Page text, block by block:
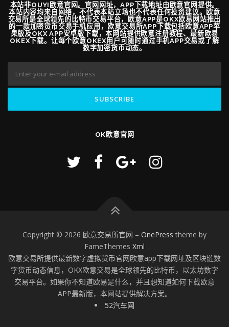
本站非OUYI欧意官网。官网网址，APP下载地址由欧意官网提供。
本站内容均来自网络，不代表本站立场也不代表任何投资建议。欧意
交易所是全球领先的比特币交易平台，欧意APP是OKX欧易网站推出
的一款加密货币交易手机应用，欧意交易所APP下载包括欧意APP苹
果版及OKX APP安卓版下载，本网站提供欧意注册教程、最新欧易
OKEX下载。让每个欧意OKEX用户可随时通过手机APP交易或了解
数字加密货币动态。
OK欧意官网
Copyright © 2026 欧意交易所官网 – OnePress theme by
FameThemes Xml
欧意交易所提供最新数字虚拟货币官网欧意app下载网址及区块链数
字货币动态信息，OKX欧意交易是全球领先的比特币，以太坊数字
交易平台。如果你不知道欧易是什么，并且想知道如何下载欧意
APP最新版，本网站提供解决方案。
52汽车网